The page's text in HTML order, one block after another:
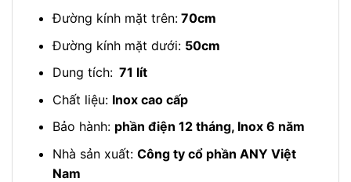
Đường kính mặt trên:70cm
Đường kính mặt dưới: 50cm
Dung tích:71 lít
Chất liệu: Inox cao cấp
Bảo hành: phần điện 12 tháng, Inox 6 năm
Nhà sản xuất: Công ty cổ phần ANY Việt
Nam